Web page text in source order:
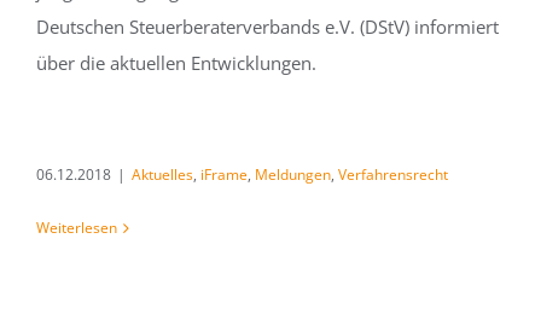
Deutschen Steuerberaterverbands e.V. (DStV) informiert
über die aktuellen Entwicklungen.
06.12.2018 | Aktuelles, iFrame, Meldungen, Verfahrensrecht
Weiterlesen